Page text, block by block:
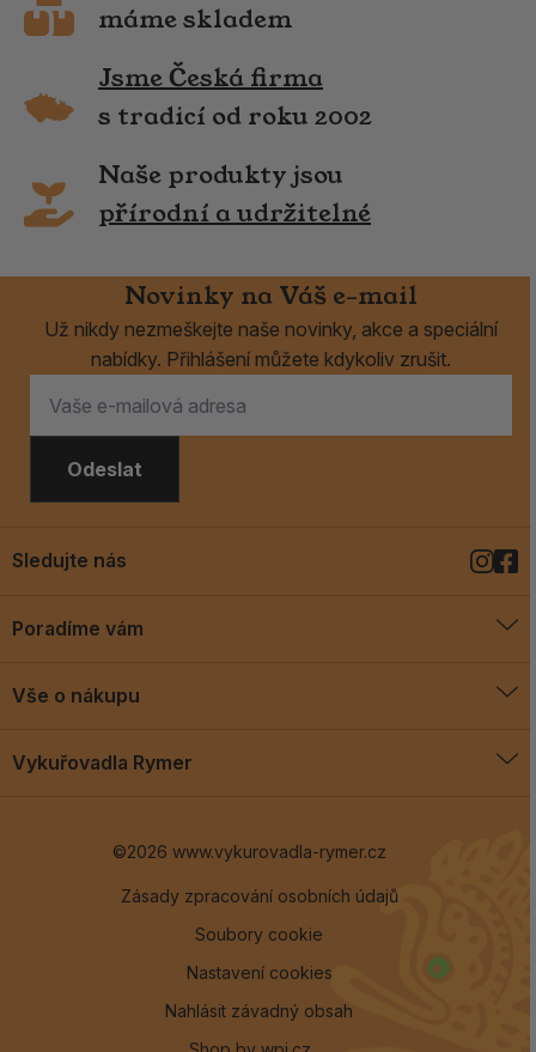
máme skladem
Jsme Česká firma
s tradicí od roku 2002
Naše produkty jsou
přírodní a udržitelné
Novinky na Váš e-mail
Už nikdy nezmeškejte naše novinky, akce a speciální
nabídky. Přihlášení můžete kdykoliv zrušit.
Odeslat
Poradíme vám
Blog
Vše o nákupu
Vykuřovadla Rymer
Sledujte nás
©2026 www.vykurovadla-rymer.cz
Zásady zpracování osobních údajů
Soubory cookie
Nastavení cookies
Nahlásit závadný obsah